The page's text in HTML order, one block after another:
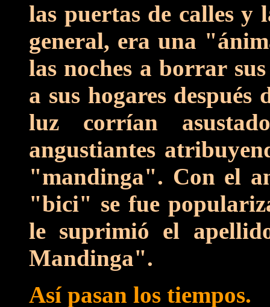
las puertas de calles y
general, era una
las noches a borrar
a sus hogares
luz corrían
angustiantes
"mandinga". Con el
"bici" se fue
le suprimió el
Mandinga".
Así pasan los tiempos.